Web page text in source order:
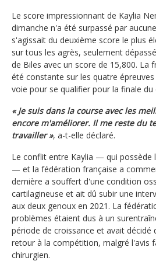
Le score impressionnant de Kaylia
dimanche n'a été surpassé par
s'agissait du deuxième score le plus
sur tous les agrès, seulement
de Biles avec un score de 15,800. La
été constante sur les quatre
voie pour se qualifier pour la finale du
« Je suis dans la course avec les
encore m'améliorer. Il me reste du
travailler », a-t-elle déclaré.
Le conflit entre Kaylia — qui possède
— et la fédération française a
dernière a souffert d'une condition
cartilagineuse et ait dû subir une
aux deux genoux en 2021. La
problèmes étaient dus à un
période de croissance et avait décidé
retour à la compétition, malgré l'avis
chirurgien.